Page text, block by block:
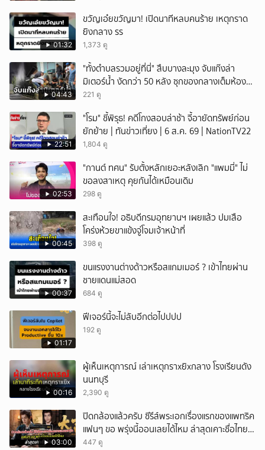
01:32
ขวัญเอ๋ยขวัญมา! เปิดนาทีหลบคนร้าย เหตุกราด
ยิงกลาง รร
1,373 ดู
04:43
"ทั้งตำบลรวมอยู่ที่นี่" สืบบางละมุง จับแก๊งล่า
มิเตอร์น้ำ งัดกว่า 50 หลัง ซุกของกลางเต็มห้อง
สารภาพขายหาเงินซื้อยา จ.ชลบุรี
221 ดู
22:51
"โรม" ชี้พิรุธ! คดีโกงสอบล่าช้า จี้อายัดทรัพย์ก่อน
ยักย้าย | ทันข่าวเที่ยง | 6 ส.ค. 69 | NationTV22
1,804 ดู
02:53
"กานต์ ทศน" รับตั้งหลักเยอะหลังเลิก "แพมมี่" ไม่
ขอลงสาเหตุ คุยกันได้เหมือนเดิม
298 ดู
00:45
สะเทือนใจ! อธิบดีกรมอุทยานฯ เผยแล้ว ปมเสือ
โคร่งห้วยขาแข้งจู่โจมเจ้าหน้าที่
398 ดู
00:37
ขนแรงงานต่างด้าวหรือสแกมเมอร์ ? เข้าไทยผ่าน
ชายแดนแม่สอด
684 ดู
01:17
ฟีเจอร์นี้จะไม่ลับอีกต่อไปปปป
192 ดู
00:16
ผู้เห็นเหตุการณ์ เล่าเหตุกราxยิxกลาง โรงเรียนดัง
นนทบุรี
2,390 ดู
03:00
ปิดกล้องแล้วครับ ซีรีส์พระเอกเรื่องแรกของแพทริค
แฟนๆ ขอ พรุ่งนี้ออนเลยได้ไหม ล่าสุดเคาะชื่อไทย
แล้ว
447 ดู